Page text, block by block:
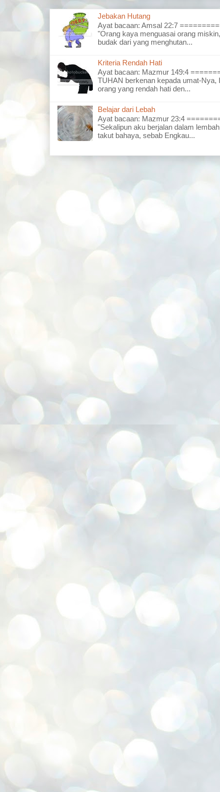
Jebakan Hutang
Ayat bacaan: Amsal 22:7
"Orang kaya menguasai orang
budak dari yang menghutan...
Kriteria Rendah Hati
Ayat bacaan: Mazmur 149:4
TUHAN berkenan kepada umat-Nya,
orang yang rendah hati den...
Belajar dari Lebah
Ayat bacaan: Mazmur 23:4
"Sekalipun aku berjalan dalam
takut bahaya, sebab Engkau...